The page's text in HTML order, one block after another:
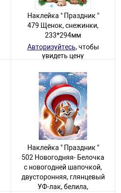
Наклейка " Праздник "
479 Щенок, снежинки,
233*294мм
Авторизуйтесь, чтобы
увидеть цену
30 товаров
Наклейка " Праздник "
502 Новогодняя- Белочка
с новогодней шапочкой,
двусторонняя, глянцевый
УФ-лак, белила,